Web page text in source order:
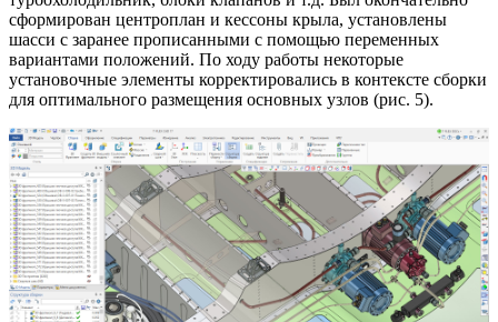
сформирован центроплан и кессоны крыла, установлены
шасси с заранее прописанными с помощью переменных
вариантами положений. По ходу работы некоторые
установочные элементы корректировались в контексте сборки
для оптимального размещения основных узлов (рис. 5).